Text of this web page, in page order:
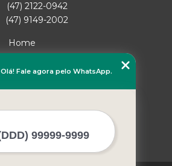
(47) 2122-0942
(47) 9149-2002
Home
Empresa
Missão
Mapa do site
Olá! Fale agora pelo WhatsApp.